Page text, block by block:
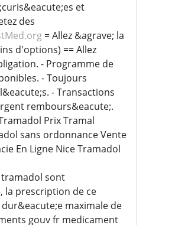
et
des
= Allez &agrave; la
d'options) == Allez
- Programme de
- Toujours
- Transactions
rembours&eacute;.
Prix Tramal
sans ordonnance Vente
En Ligne Nice Tramadol
tramadol sont
la prescription de ce
maximale de
gouv fr medicament